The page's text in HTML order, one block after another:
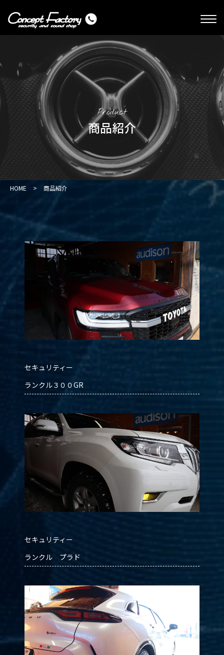
Product
商品紹介
HOME > 商品紹介
セキュリティー
ランクル３００GR
セキュリティー
ランクル プラド